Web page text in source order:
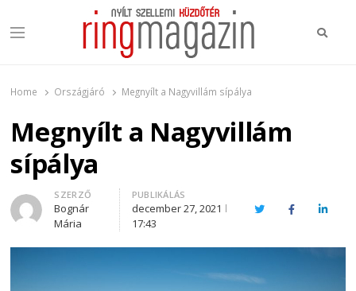
Menu
Home Országjáró Megnyílt a Nagyvillám sípálya
Megnyílt a Nagyvillám
sípálya
Author
SZERZŐ
Bognár
Mária
PUBLIKÁLÁS
december 27, 2021
17:43
TwitterFacebook